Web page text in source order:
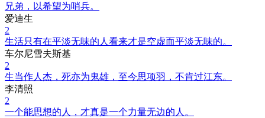
兄弟，以希望为哨兵。
爱迪生
2
生活只有在平淡无味的人看来才是空虚而平淡无味的。
车尔尼雪夫斯基
2
生当作人杰，死亦为鬼雄，至今思项羽，不肯过江东。
李清照
2
一个能思想的人，才真是一个力量无边的人。